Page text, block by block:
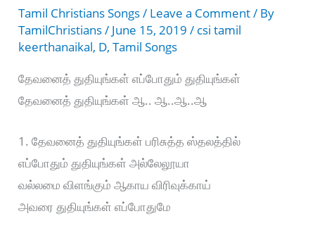
Tamil Christians Songs/ Leave a Comment/ By
TamilChristians/ June 15, 2019/ csi tamil
keerthanaikal, D,Tamil Songs
தேவனைத் துதியுங்கள் எப்போதும் துதியுங்கள்
தேவனைத் துதியுங்கள் ஆ.. ஆ..ஆ..ஆ
1. தேவனைத் துதியுங்கள் பரிசுத்த ஸ்தலத்தில்
எப்போதும் துதியுங்கள் அல்லேலூயா
வல்லமை விளங்கும் ஆகாய விரிவுக்காய்
அவரை துதியுங்கள் எப்போதுமே